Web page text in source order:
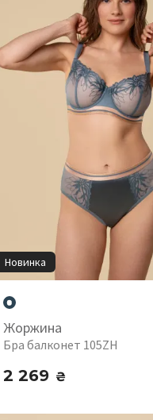
Новинка
Жоржина
Бра балконет 105ZH
2 269 ₴